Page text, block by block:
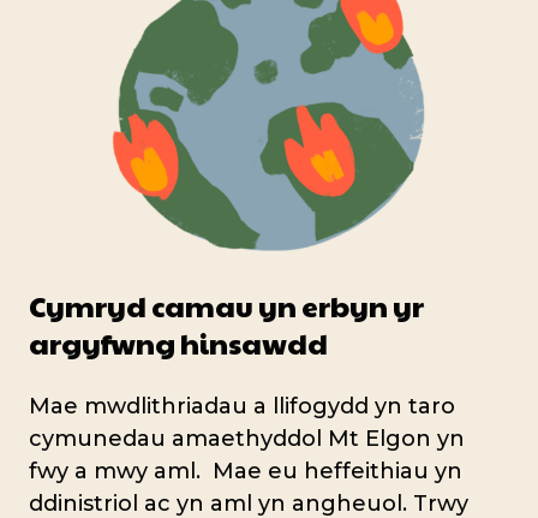
Cymryd camau yn erbyn yr
argyfwng hinsawdd
Mae mwdlithriadau a llifogydd yn taro
cymunedau amaethyddol Mt Elgon yn
fwy a mwy aml. Mae eu heffeithiau yn
ddinistriol ac yn aml yn angheuol. Trwy